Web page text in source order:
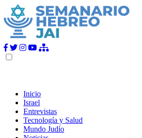
Inicio
Israel
Entrevistas
Tecnología y Salud
Mundo Judío